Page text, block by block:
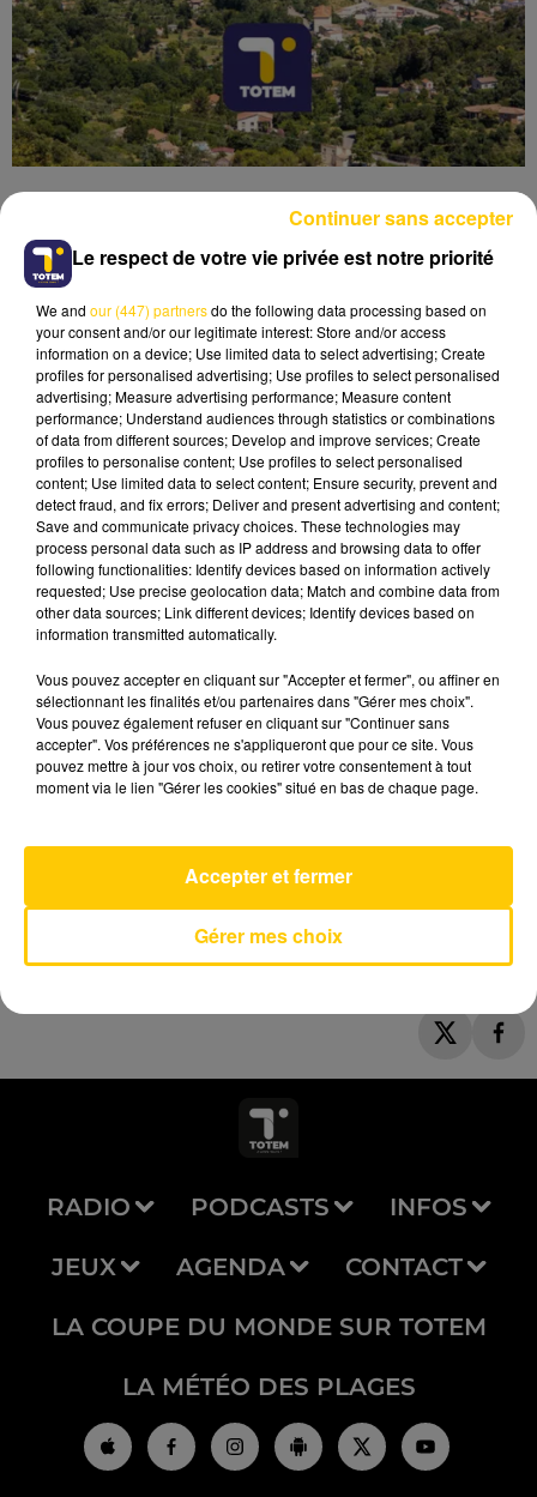
Lecture (3 min 41 sec)
8 décembre 2025 - 3 min 41 sec
L'INFO DU GARD DU 08/12/25 À 19H00
Ecoutez sur Totem l'information en Lozère et sur
le bassin d'Alès avec les reportages de nos
journalistes sur le terrain.
AVEYRON NORD
RADIO PODCASTS INFOS
JEUX AGENDA CONTACT
LA COUPE DU MONDE SUR TOTEM
LA MÉTÉO DES PLAGES
Le respect de votre vie privée est notre priorité
We and our (447) partnersdo the following data processing based on
your consent and/or our legitimate interest: Store and/or access
information on a device; Use limited data to select advertising; Create
profiles for personalised advertising; Use profiles to select personalised
advertising; Measure advertising performance; Measure content
performance; Understand audiences through statistics or combinations
of data from different sources; Develop and improve services; Create
profiles to personalise content; Use profiles to select personalised
content; Use limited data to select content; Ensure security, prevent and
detect fraud, and fix errors; Deliver and present advertising and content;
Save and communicate privacy choices. These technologies may
process personal data such as IP address and browsing data to offer
following functionalities: Identify devices based on information actively
requested; Use precise geolocation data; Match and combine data from
other data sources; Link different devices; Identify devices based on
information transmitted automatically.
Vous pouvez accepter en cliquant sur "Accepter et fermer", ou affiner en
sélectionnant les finalités et/ou partenaires dans "Gérer mes choix".
Vous pouvez également refuser en cliquant sur "Continuer sans
accepter". Vos préférences ne s'appliqueront que pour ce site. Vous
pouvez mettre à jour vos choix, ou retirer votre consentement à tout
moment via le lien "Gérer les cookies" situé en bas de chaque page.
Gérer mes choix
Accepter et fermer
Continuer sans accepter